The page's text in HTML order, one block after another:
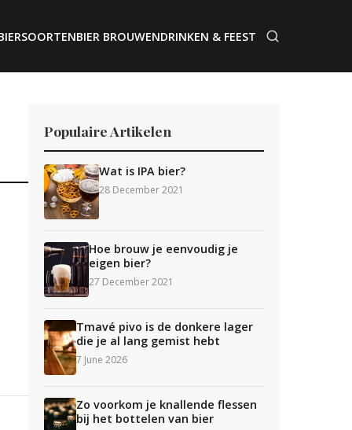
BIER BROUWENDRINKEN & FEEST
Populaire Artikelen
Wat is IPA bier?
28 December 2021
Hoe brouw je eenvoudig je
eigen bier?
27 December 2021
Tmavé pivo is de donkere lager
die je al lang gemist hebt
7 June 2026
Zo voorkom je knallende flessen
bij het bottelen van bier